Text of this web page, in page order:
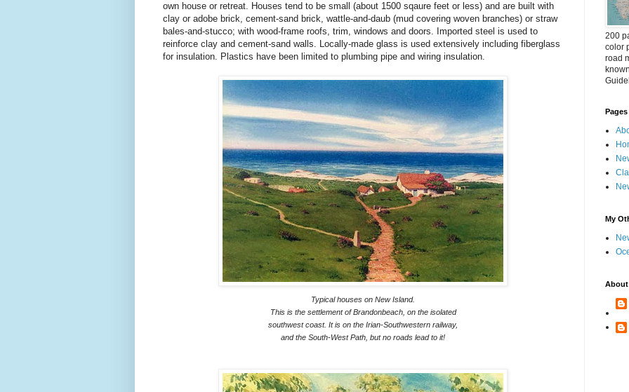
own house or retreat. Houses tend to be small (about 1500 sqaure feet or less) and are built with
clay or adobe brick, cement-sand brick, wattle-and-daub (mud covering woven branches) or straw
bales-and-stucco; with wood-frame roofs, trim, windows and doors. Imported steel is used to
reinforce clay and cement-sand walls. Locally-made glass is used extensively including fiberglass
for insulation. Plastics have been limited to plumbing pipe and wiring insulation.
Typical houses on New Island.
This is the settlement of Brandonbeach, on the isolated
southwest coast. It is on the Irian-Southwestern railway,
and the South-West Path, but no roads lead to it!
200
color
road
Pages
My
About